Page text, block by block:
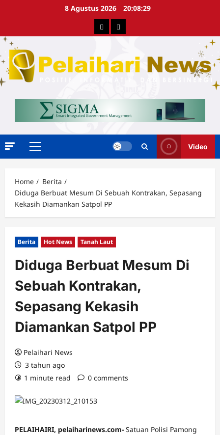
8 Agustus 2026 20:08:30
Berita Advertorial
Primary
Video
Home
Berita
Diduga Berbuat Mesum Di Sebuah Kontrakan, Sepasang
Kekasih Diamankan Satpol PP
Berita Hot News Tanah Laut
Diduga Berbuat Mesum Di
Sebuah Kontrakan,
Sepasang Kekasih
Diamankan Satpol PP
Pelaihari News
3 tahun ago
1 minute read
0 comments
PELAIHAIRI, pelaiharinews.com- Satuan Polisi Pamong